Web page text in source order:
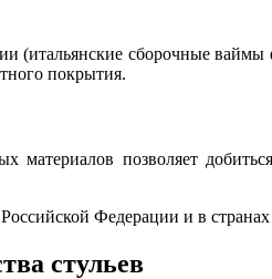
(итальянские сборочные
покрытия.
материалов позволяет
Федерации и в
стульев